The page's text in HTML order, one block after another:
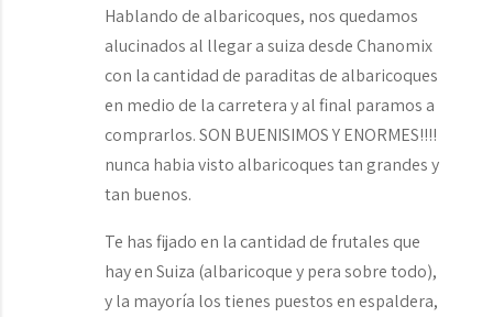
Hablando de albaricoques, nos quedamos
alucinados al llegar a suiza desde Chanomix
con la cantidad de paraditas de albaricoques
en medio de la carretera y al final paramos a
comprarlos. SON BUENISIMOS Y ENORMES!!!!
nunca habia visto albaricoques tan grandes y
tan buenos.
Te has fijado en la cantidad de frutales que
hay en Suiza (albaricoque y pera sobre todo),
y la mayoría los tienes puestos en espaldera,